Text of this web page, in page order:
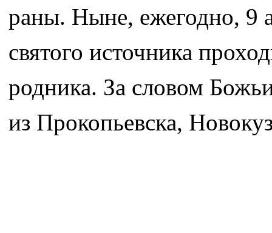
раны. Ныне, ежегодно, 9
святого источника
родника. За словом
из Прокопьевска,